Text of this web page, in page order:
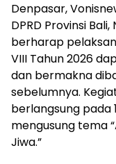
Denpasar,
DPRD Provinsi Bali,
berharap
VIII Tahun 2026
dan bermakna
sebelumnya.
berlangsung pada
mengusung tema
Jiwa.”